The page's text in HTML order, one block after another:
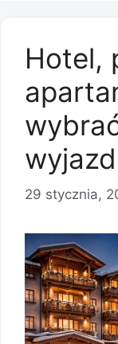
Hotel,
wyjazd
29 stycznia,